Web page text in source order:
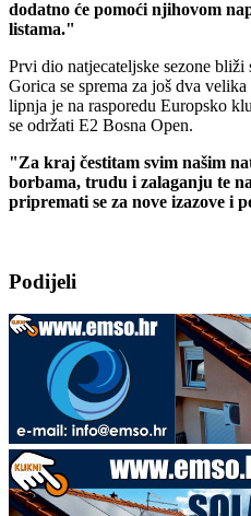
dodatno će pomoći njihovom
listama."
Prvi dio natjecateljske sezone
Gorica se sprema za još dva
lipnja je na rasporedu Europsko
se održati E2 Bosna Open.
"Za kraj čestitam svim našim
borbama, trudu i zalaganju te
pripremati se za nove izazove i
Podijeli